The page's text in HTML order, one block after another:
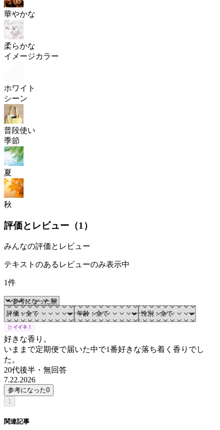
華やかな
柔らかな
イメージカラー
ホワイト
シーン
普段使い
季節
夏
秋
評価とレビュー（1 ）
みんなの評価とレビュー
テキストのあるレビューのみ表示中
1件
好きな香り。
いままで定期便で届いた中で1番好きな落ち着く香りでし
た。
20代後半 ・ 無回答
7.22.2026
参考になった0
1
関連記事